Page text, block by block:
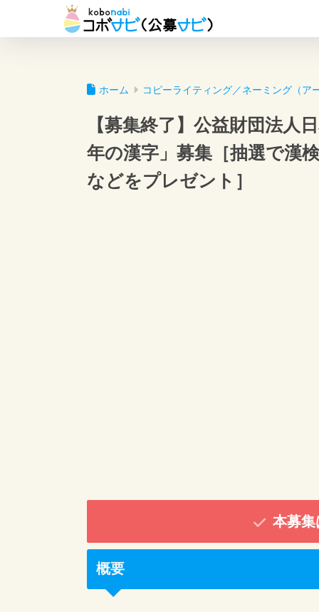
ホーム コピーライティング／ネーミング（ア
【募集終了】公益財団法人
年の漢字」募集［抽選で漢
などをプレゼント］
本募
概要